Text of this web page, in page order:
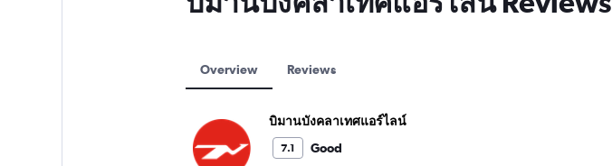
Overview Reviews
บิมานบังคลาเทศแอร์ไลน์
7.1
Good